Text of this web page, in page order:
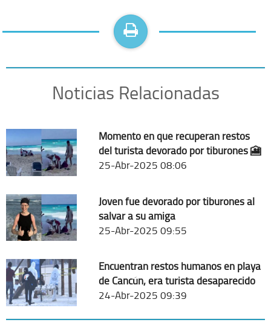
Noticias Relacionadas
Momento en que recuperan restos
del turista devorado por tiburones 🎦
25-Abr-2025 08:06
Joven fue devorado por tiburones al
salvar a su amiga
25-Abr-2025 09:55
Encuentran restos humanos en playa
de Cancún, era turista desaparecido
24-Abr-2025 09:39